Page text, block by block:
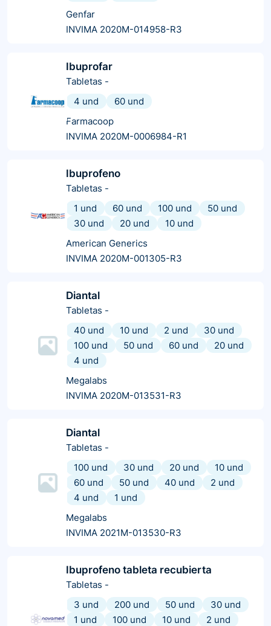
Genfar
INVIMA 2020M-014958-R3
Ibuprofar
Tabletas -
4 und
60 und
Farmacoop
INVIMA 2020M-0006984-R1
Ibuprofeno
Tabletas -
1 und
60 und 100 und
50 und
30 und
20 und
10 und
American Generics
INVIMA 2020M-001305-R3
Diantal
Tabletas -
40 und
10 und 2 und
30 und
100 und
50 und 60 und
20 und
4 und
Megalabs
INVIMA 2020M-013531-R3
Diantal
Tabletas -
100 und
30 und 20 und
10 und
60 und
50 und 40 und
2 und
4 und
1 und
Megalabs
INVIMA 2021M-013530-R3
Ibuprofeno tableta recubierta
Tabletas -
3 und
200 und 50 und
30 und
1 und
100 und 10 und
2 und